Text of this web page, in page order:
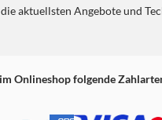
die aktuellsten Angebote und
Onlineshop folgende